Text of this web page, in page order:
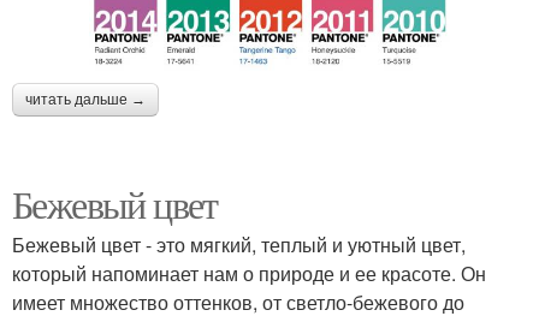
читать дальше →
Бежевый цвет
Бежевый цвет - это мягкий, теплый и уютный цвет,
который напоминает нам о природе и ее красоте. Он
имеет множество оттенков, от светло-бежевого до